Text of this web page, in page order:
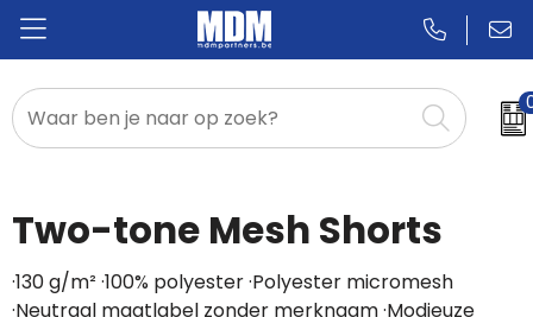
Relatiegeschenken
Two-tone Mesh Shorts
·130 g/m² ·100% polyester ·Polyester micromesh
·Neutraal maatlabel zonder merknaam ·Modieuze